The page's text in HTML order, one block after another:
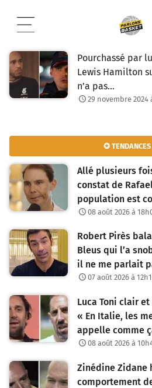
contenu
Pourchassé par
Lewis Hamilton
n’a pas…
29 novembre 2024
✪
Allé plusieurs
constat de
population est
08 août 2026 à
Robert Pirès
Bleus qui l’a
il ne me parlait
07 août 2026 à
Luca Toni clair
« En Italie, les
appelle comme
08 août 2026 à
Zinédine Zidane
comportement